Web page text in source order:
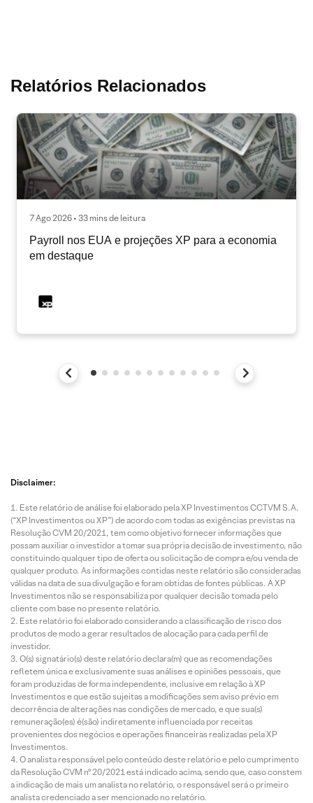
Relatórios Relacionados
7 Ago 2026 • 33 mins de leitura
Payroll nos EUA e projeções XP para a economia
em destaque
Disclaimer:
Este relatório de análise foi elaborado pela XP Investimentos CCTVM S.A.
(“XP Investimentos ou XP”) de acordo com todas as exigências previstas na
Resolução CVM 20/2021, tem como objetivo fornecer informações que
possam auxiliar o investidor a tomar sua própria decisão de investimento, não
constituindo qualquer tipo de oferta ou solicitação de compra e/ou venda de
qualquer produto. As informações contidas neste relatório são consideradas
válidas na data de sua divulgação e foram obtidas de fontes públicas. A XP
Investimentos não se responsabiliza por qualquer decisão tomada pelo
cliente com base no presente relatório.
Este relatório foi elaborado considerando a classificação de risco dos
produtos de modo a gerar resultados de alocação para cada perfil de
investidor.
O(s) signatário(s) deste relatório declara(m) que as recomendações
refletem única e exclusivamente suas análises e opiniões pessoais, que
foram produzidas de forma independente, inclusive em relação à XP
Investimentos e que estão sujeitas a modificações sem aviso prévio em
decorrência de alterações nas condições de mercado, e que sua(s)
remuneração(es) é(são) indiretamente influenciada por receitas
provenientes dos negócios e operações financeiras realizadas pela XP
Investimentos.
O analista responsável pelo conteúdo deste relatório e pelo cumprimento
da Resolução CVM nº 20/2021 está indicado acima, sendo que, caso constem
a indicação de mais um analista no relatório, o responsável será o primeiro
analista credenciado a ser mencionado no relatório.